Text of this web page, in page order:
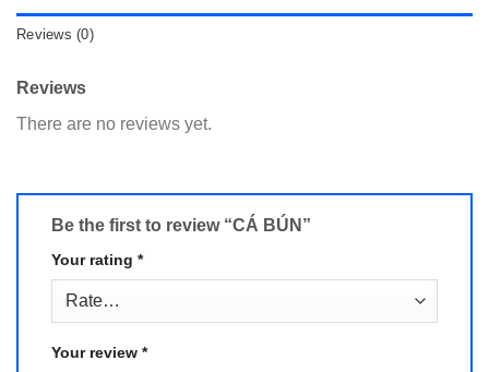
Reviews (0)
Reviews
There are no reviews yet.
Be the first to review “CÁ BÚN”
Your rating *
Your review *